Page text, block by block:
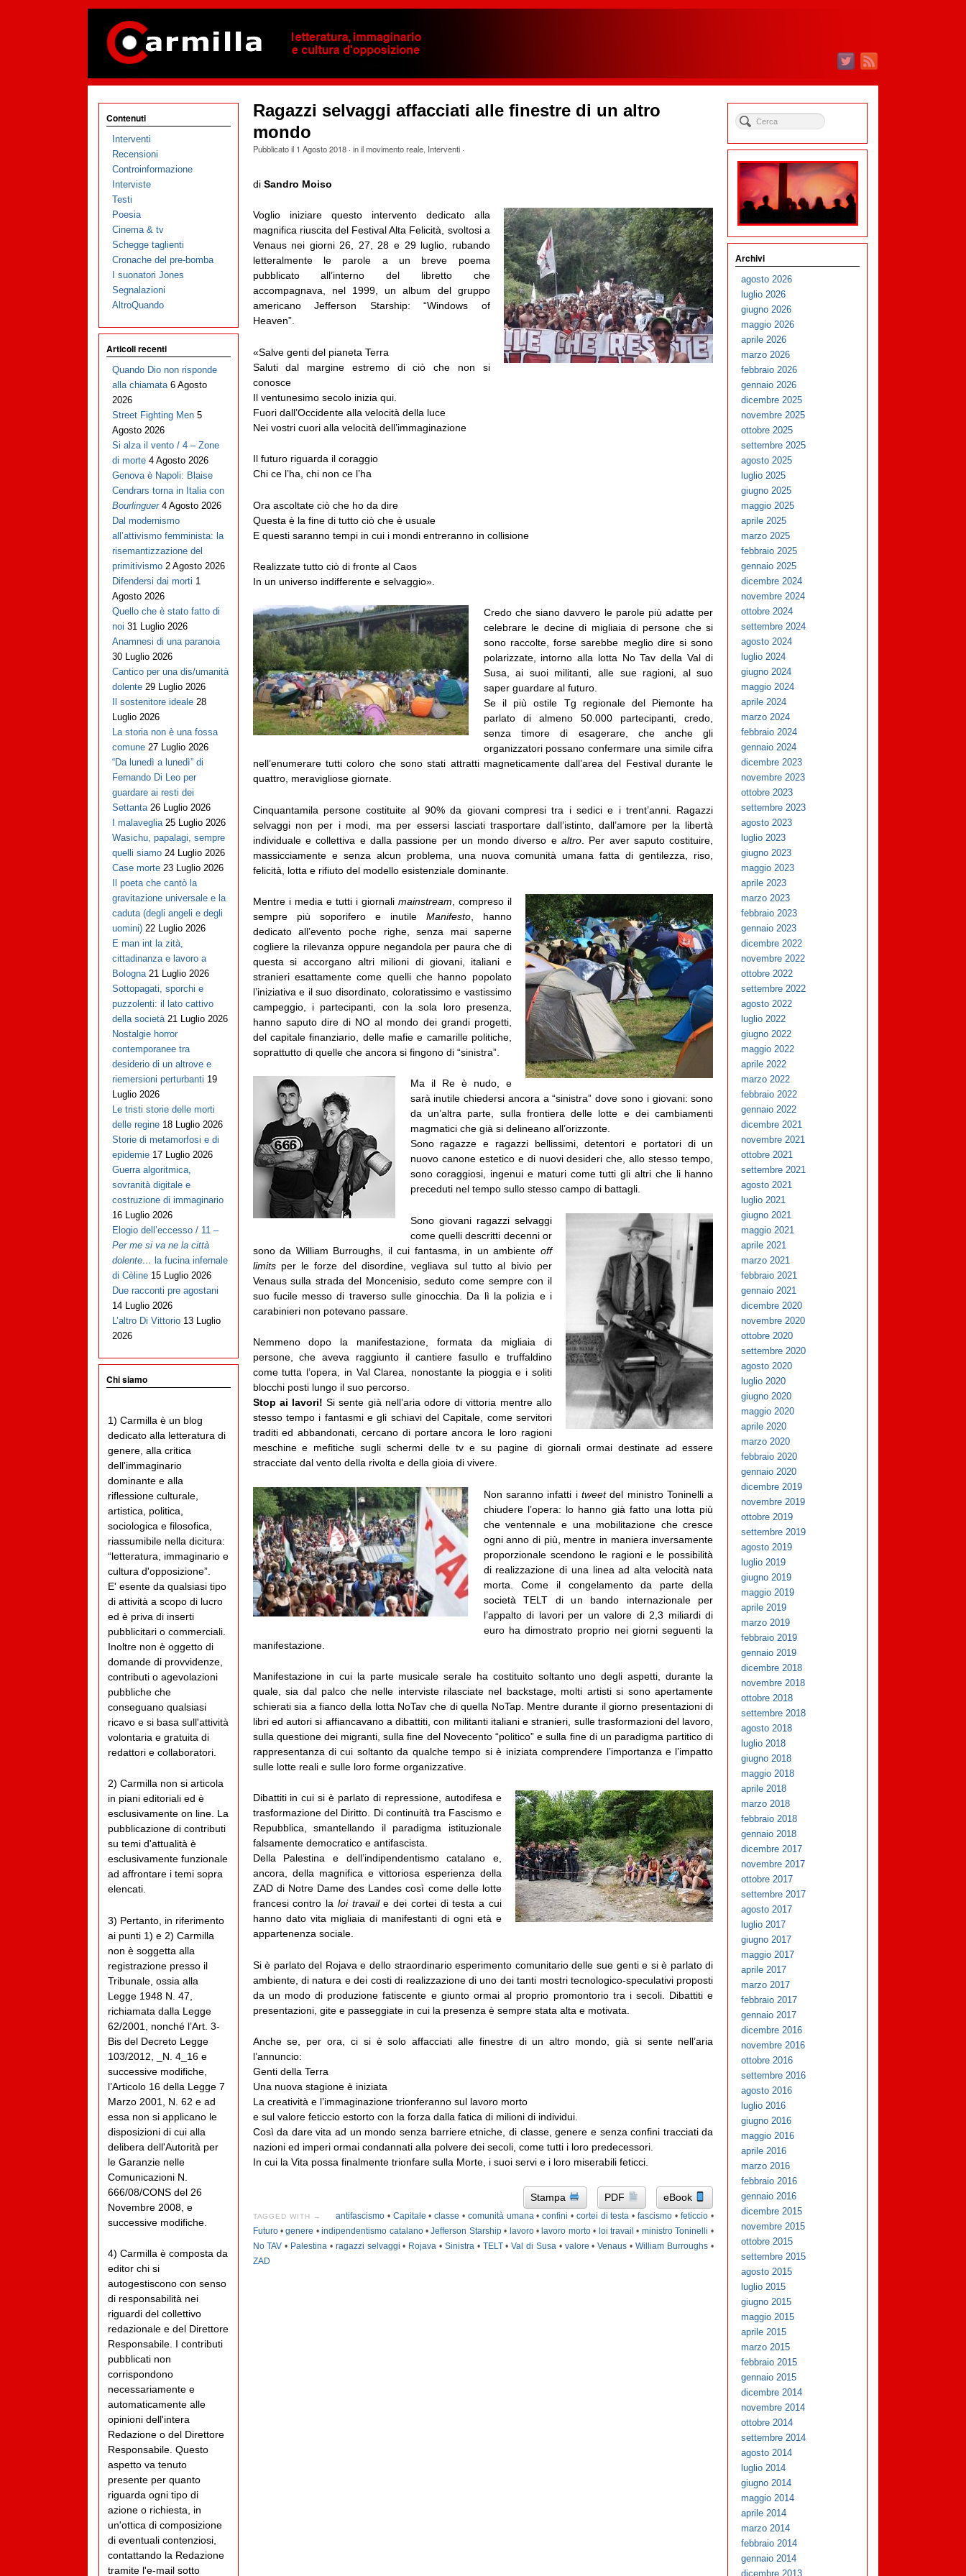
Ragazzi selvaggi affacciati alle finestre di un altro
mondo
Pubblicato il 1 Agosto 2018· inil movimento reale, Interventi·
di Sandro Moiso
Voglio iniziare questo intervento dedicato alla
magnifica riuscita del Festival Alta Felicità, svoltosi a
Venaus nei giorni 26, 27, 28 e 29 luglio, rubando
letteralmente le parole a un breve poema
pubblicato all’interno del libretto che
accompagnava, nel 1999, un album del gruppo
americano Jefferson Starship: “Windows of
Heaven”.
«Salve genti del pianeta Terra
Saluti dal margine estremo di ciò che non si
conosce
Il ventunesimo secolo inizia qui.
Fuori dall’Occidente alla velocità della luce
Nei vostri cuori alla velocità dell’immaginazione
Il futuro riguarda il coraggio
Chi ce l’ha, chi non ce l’ha
Ora ascoltate ciò che ho da dire
Questa è la fine di tutto ciò che è usuale
E questi saranno tempi in cui i mondi entreranno in collisione
Realizzate tutto ciò di fronte al Caos
In un universo indifferente e selvaggio».
Credo che siano davvero le parole più adatte per
celebrare le decine di migliaia di persone che si
sono raccolte, forse sarebbe meglio dire si sono
polarizzate, intorno alla lotta No Tav della Val di
Susa, ai suoi militanti, alle sue ragioni, al suo
saper guardare al futuro.
Se il più ostile Tg regionale del Piemonte ha
parlato di almeno 50.000 partecipanti, credo,
senza timore di esagerare, che anche gli
organizzatori possano confermare una simile cifra
nell’enumerare tutti coloro che sono stati attratti magneticamente dall’area del Festival durante le
quattro, meravigliose giornate.
Cinquantamila persone costituite al 90% da giovani compresi tra i sedici e i trent’anni. Ragazzi
selvaggi non per i modi, ma per essersi lasciati trasportare dall’istinto, dall’amore per la libertà
individuale e collettiva e dalla passione per un mondo diverso ealtro . Per aver saputo costituire,
massicciamente e senza alcun problema, una nuova comunità umana fatta di gentilezza, riso,
felicità, lotta e rifiuto del modello esistenziale dominante.
Mentre i media e tutti i giornali mainstream , compreso il
sempre più soporifero e inutile Manifesto, hanno
dedicato all’evento poche righe, senza mai saperne
cogliere la rilevanza oppure negandola per paura che di
questa si accorgano altri milioni di giovani, italiani e
stranieri esattamente come quelli che hanno popolato
l’iniziativa e il suo disordinato, coloratissimo e vastissimo
campeggio, i partecipanti, con la sola loro presenza,
hanno saputo dire di NO al mondo dei grandi progetti,
del capitale finanziario, delle mafie e camarille politiche,
soprattutto di quelle che ancora si fingono di “sinistra”.
Ma il Re è nudo, e
sarà inutile chiedersi ancora a “sinistra” dove sono i giovani: sono
da un’altra parte, sulla frontiera delle lotte e dei cambiamenti
magmatici che già si delineano all’orizzonte.
Sono ragazze e ragazzi bellissimi, detentori e portatori di un
nuovo canone estetico e di nuovi desideri che, allo stesso tempo,
sono coraggiosi, ingenui e maturi come tutti gli altri che li hanno
preceduti nel tempo sullo stesso campo di battagli.
Sono giovani ragazzi selvaggi
come quelli descritti decenni or
sono da William Burroughs, il cui fantasma, in un ambiente off
limitsper le forze del disordine, vegliava sul tutto al bivio per
Venaus sulla strada del Moncenisio, seduto come sempre con il
suo fucile messo di traverso sulle ginocchia. Da lì la polizia e i
carabinieri non potevano passare.
Nemmeno dopo la manifestazione, formata da migliaia di
persone, che aveva raggiunto il cantiere fasullo e truffaldino
come tutta l’opera, in Val Clarea, nonostante la pioggia e i soliti
blocchi posti lungo il suo percorso.
Stop ai lavori! Si sente già nell’aria odore di vittoria mentre allo
stesso tempo i fantasmi e gli schiavi del Capitale, come servitori
traditi ed abbandonati, cercano di portare ancora le loro ragioni
meschine e mefitiche sugli schermi delle tv e su pagine di giornali ormai destinate ad essere
stracciate dal vento della rivolta e della gioia di vivere.
Non saranno infatti i tweetdel ministro Toninelli a
chiudere l’opera: lo hanno già fatto una lotta più
che ventennale e una mobilitazione che cresce
ogni anno di più, mentre in maniera inversamente
proporzionale scendono le ragioni e le possibilità
di realizzazione di una linea ad alta velocità nata
morta. Come il congelamento da parte della
società TELT di un bando internazionale per
l’appalto di lavori per un valore di 2,3 miliardi di
euro ha dimostrato proprio nei giorni seguenti la
manifestazione.
Manifestazione in cui la parte musicale serale ha costituito soltanto uno degli aspetti, durante la
quale, sia dal palco che nelle interviste rilasciate nel backstage, molti artisti si sono apertamente
schierati sia a fianco della lotta NoTav che di quella NoTap. Mentre durante il giorno presentazioni di
libri ed autori si affiancavano a dibattiti, con militanti italiani e stranieri, sulle trasformazioni del lavoro,
sulla questione dei migranti, sulla fine del Novecento “politico” e sulla fine di un paradigma partitico di
rappresentanza di cui soltanto da qualche tempo si è iniziata comprendere l’importanza e l’impatto
sulle lotte reali e sulle loro forme organizzative.
Dibattiti in cui si è parlato di repressione, autodifesa e
trasformazione del Diritto. Di continuità tra Fascismo e
Repubblica, smantellando il paradigma istituzionale
falsamente democratico e antifascista.
Della Palestina e dell’indipendentismo catalano e,
ancora, della magnifica e vittoriosa esperienza della
ZAD di Notre Dame des Landes così come delle lotte
francesi contro la loi travaile dei cortei di testa a cui
hanno dato vita migliaia di manifestanti di ogni età e
appartenenza sociale.
Si è parlato del Rojava e dello straordinario esperimento comunitario delle sue genti e si è parlato di
ambiente, di natura e dei costi di realizzazione di uno dei tanti mostri tecnologico-speculativi proposti
da un modo di produzione fatiscente e giunto ormai al proprio promontorio tra i secoli. Dibattiti e
presentazioni, gite e passeggiate in cui la presenza è sempre stata alta e motivata.
Anche se, per ora, ci si è solo affacciati alle finestre di un altro mondo, già si sente nell’aria
l’annuncio:
Genti della Terra
Una nuova stagione è iniziata
La creatività e l’immaginazione trionferanno sul lavoro morto
e sul valore feticcio estorto con la forza dalla fatica di milioni di individui.
Così da dare vita ad un mondo senza barriere etniche, di classe, genere e senza confini tracciati da
nazioni ed imperi ormai condannati alla polvere dei secoli, come tutti i loro predecessori.
In cui la Vita possa finalmente trionfare sulla Morte, i suoi servi e i loro miserabili feticci.
Stampa PDF eBook
TAGGED WITH → antifascismo• Capitale •classe • comunità umana •confini • cortei di testa •fascismo • feticcio•
Futuro•genere •indipendentismo catalano•Jefferson Starship• lavoro•lavoro morto• loi travail • ministro Toninelli •
No TAV • Palestina • ragazzi selvaggi • Rojava • Sinistra • TELT•Val di Susa • valore •Venaus • William Burroughs•
ZAD
Contenuti
Interventi
Recensioni
Controinformazione
Interviste
Testi
Poesia
Cinema & tv
Schegge taglienti
Cronache del pre-bomba
I suonatori Jones
Segnalazioni
AltroQuando
Articoli recenti
Quando Dio non risponde
alla chiamata 6 Agosto
2026
Street Fighting Men 5
Agosto 2026
Si alza il vento / 4 – Zone
di morte 4 Agosto 2026
Genova è Napoli: Blaise
Cendrars torna in Italia con
Bourlinguer 4 Agosto 2026
Dal modernismo
all’attivismo femminista: la
risemantizzazione del
primitivismo 2 Agosto 2026
Difendersi dai morti 1
Agosto 2026
Quello che è stato fatto di
noi 31 Luglio 2026
Anamnesi di una paranoia
30 Luglio 2026
Cantico per una dis/umanità
dolente 29 Luglio 2026
Il sostenitore ideale 28
Luglio 2026
La storia non è una fossa
comune 27 Luglio 2026
“Da lunedì a lunedì” di
Fernando Di Leo per
guardare ai resti dei
Settanta 26 Luglio 2026
I malaveglia 25 Luglio 2026
Wasichu, papalagi, sempre
quelli siamo 24 Luglio 2026
Case morte 23 Luglio 2026
Il poeta che cantò la
gravitazione universale e la
caduta (degli angeli e degli
uomini) 22 Luglio 2026
E man int la zità,
cittadinanza e lavoro a
Bologna 21 Luglio 2026
Sottopagati, sporchi e
puzzolenti: il lato cattivo
della società 21 Luglio 2026
Nostalgie horror
contemporanee tra
desiderio di un altrove e
riemersioni perturbanti 19
Luglio 2026
Le tristi storie delle morti
delle regine 18 Luglio 2026
Storie di metamorfosi e di
epidemie 17 Luglio 2026
Guerra algoritmica,
sovranità digitale e
costruzione di immaginario
16 Luglio 2026
Elogio dell’eccesso / 11 –
Per me si va ne la città
dolente… la fucina infernale
di Cèline 15 Luglio 2026
Due racconti pre agostani
14 Luglio 2026
L’altro Di Vittorio 13 Luglio
2026
Chi siamo
1) Carmilla è un blog
dedicato alla letteratura di
genere, alla critica
dell'immaginario
dominante e alla
riflessione culturale,
artistica, politica,
sociologica e filosofica,
riassumibile nella dicitura:
“letteratura, immaginario e
cultura d'opposizione”.
E' esente da qualsiasi tipo
di attività a scopo di lucro
ed è priva di inserti
pubblicitari o commerciali.
Inoltre non è oggetto di
domande di provvidenze,
contributi o agevolazioni
pubbliche che
conseguano qualsiasi
ricavo e si basa sull'attività
volontaria e gratuita di
redattori e collaboratori.
2) Carmilla non si articola
in piani editoriali ed è
esclusivamente on line. La
pubblicazione di contributi
su temi d'attualità è
esclusivamente funzionale
ad affrontare i temi sopra
elencati.
3) Pertanto, in riferimento
ai punti 1) e 2) Carmilla
non è soggetta alla
registrazione presso il
Tribunale, ossia alla
Legge 1948 N. 47,
richiamata dalla Legge
62/2001, nonché l’Art. 3-
Bis del Decreto Legge
103/2012, _N. 4_16 e
successive modifiche,
l’Articolo 16 della Legge 7
Marzo 2001, N. 62 e ad
essa non si applicano le
disposizioni di cui alla
delibera dell'Autorità per
le Garanzie nelle
Comunicazioni N.
666/08/CONS del 26
Novembre 2008, e
successive modifiche.
4) Carmilla è composta da
editor chi si
autogestiscono con senso
di responsabilità nei
riguardi del collettivo
redazionale e del Direttore
Responsabile. I contributi
pubblicati non
corrispondono
necessariamente e
automaticamente alle
opinioni dell'intera
Redazione o del Direttore
Responsabile. Questo
aspetto va tenuto
presente per quanto
riguarda ogni tipo di
azione o richiesta, in
un'ottica di composizione
di eventuali contenziosi,
contattando la Redazione
tramite l'e-mail sotto
Archivi
agosto 2026
luglio 2026
giugno 2026
maggio 2026
aprile 2026
marzo 2026
febbraio 2026
gennaio 2026
dicembre 2025
novembre 2025
ottobre 2025
settembre 2025
agosto 2025
luglio 2025
giugno 2025
maggio 2025
aprile 2025
marzo 2025
febbraio 2025
gennaio 2025
dicembre 2024
novembre 2024
ottobre 2024
settembre 2024
agosto 2024
luglio 2024
giugno 2024
maggio 2024
aprile 2024
marzo 2024
febbraio 2024
gennaio 2024
dicembre 2023
novembre 2023
ottobre 2023
settembre 2023
agosto 2023
luglio 2023
giugno 2023
maggio 2023
aprile 2023
marzo 2023
febbraio 2023
gennaio 2023
dicembre 2022
novembre 2022
ottobre 2022
settembre 2022
agosto 2022
luglio 2022
giugno 2022
maggio 2022
aprile 2022
marzo 2022
febbraio 2022
gennaio 2022
dicembre 2021
novembre 2021
ottobre 2021
settembre 2021
agosto 2021
luglio 2021
giugno 2021
maggio 2021
aprile 2021
marzo 2021
febbraio 2021
gennaio 2021
dicembre 2020
novembre 2020
ottobre 2020
settembre 2020
agosto 2020
luglio 2020
giugno 2020
maggio 2020
aprile 2020
marzo 2020
febbraio 2020
gennaio 2020
dicembre 2019
novembre 2019
ottobre 2019
settembre 2019
agosto 2019
luglio 2019
giugno 2019
maggio 2019
aprile 2019
marzo 2019
febbraio 2019
gennaio 2019
dicembre 2018
novembre 2018
ottobre 2018
settembre 2018
agosto 2018
luglio 2018
giugno 2018
maggio 2018
aprile 2018
marzo 2018
febbraio 2018
gennaio 2018
dicembre 2017
novembre 2017
ottobre 2017
settembre 2017
agosto 2017
luglio 2017
giugno 2017
maggio 2017
aprile 2017
marzo 2017
febbraio 2017
gennaio 2017
dicembre 2016
novembre 2016
ottobre 2016
settembre 2016
agosto 2016
luglio 2016
giugno 2016
maggio 2016
aprile 2016
marzo 2016
febbraio 2016
gennaio 2016
dicembre 2015
novembre 2015
ottobre 2015
settembre 2015
agosto 2015
luglio 2015
giugno 2015
maggio 2015
aprile 2015
marzo 2015
febbraio 2015
gennaio 2015
dicembre 2014
novembre 2014
ottobre 2014
settembre 2014
agosto 2014
luglio 2014
giugno 2014
maggio 2014
aprile 2014
marzo 2014
febbraio 2014
gennaio 2014
dicembre 2013